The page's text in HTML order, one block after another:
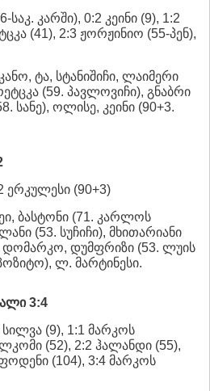
საკ. კარში), 0:2 კეინი (9), 1:2
(41), 2:3 ჟორჟინიო (55-პენ),
ტა, სტანიშიჩი, ლაიმერი
(59. პავლოვიჩი), გნაბრი
სანე), ოლისე, კეინი (90+3.
ერკულესი (90+3)
ბასტონი (71. კარლოს
(53. სუჩიჩი), მხითარიანი
დომარკო, დუმფრიზი (53. ლუის
ლ. მარტინესი.
3:4
(9), 1:1 მარკოს
(52), 2:2 ჰალანდი (55),
(104), 3:4 მარკოს